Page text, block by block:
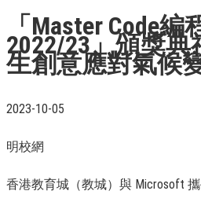
「Master Code編
2022/23」頒獎
生創意應對氣候
2023-10-05
明校網
香港教育城（教城）與 Microsoft